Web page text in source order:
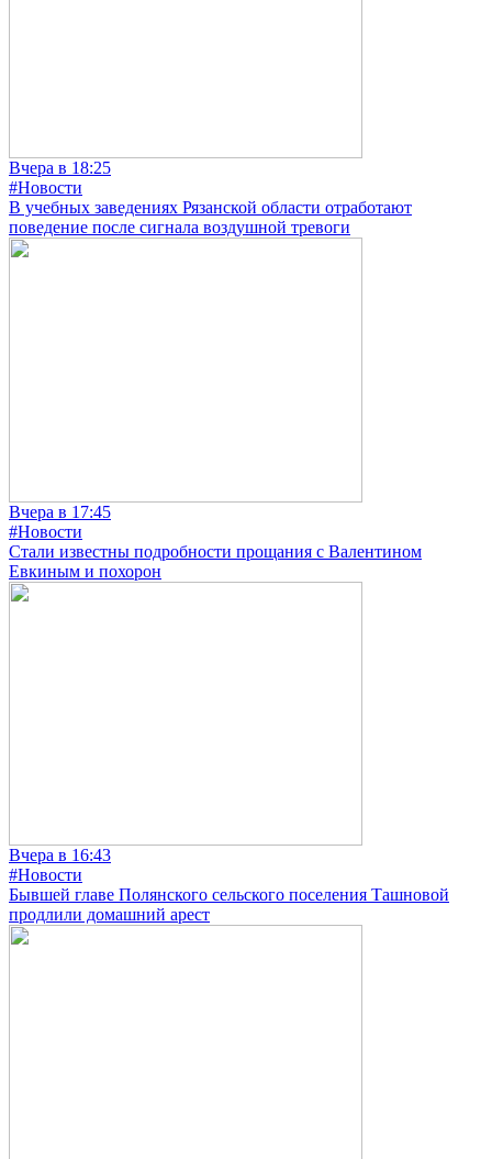
Вчера в 18:25
#Новости
В учебных заведениях Рязанской области отработают
поведение после сигнала воздушной тревоги
Вчера в 17:45
#Новости
Стали известны подробности прощания с Валентином
Евкиным и похорон
Вчера в 16:43
#Новости
Бывшей главе Полянского сельского поселения Ташновой
продлили домашний арест